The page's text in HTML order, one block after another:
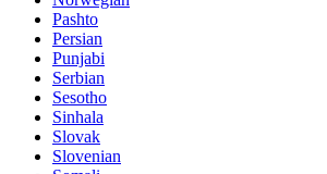
Pashto
Persian
Punjabi
Serbian
Sesotho
Sinhala
Slovak
Slovenian